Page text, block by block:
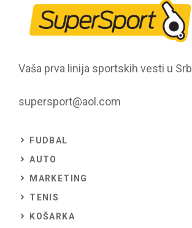
Vaša prva linija sportskih vesti u
supersport@aol.com
FUDBAL
AUTO
MARKETING
TENIS
KOŠARKA